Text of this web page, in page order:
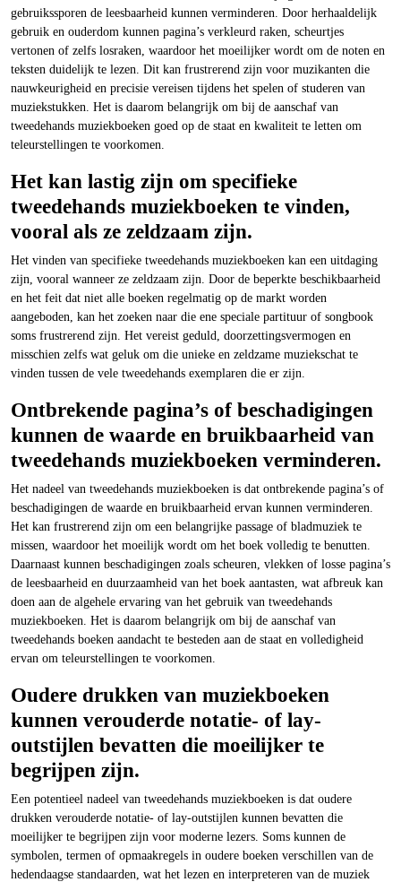
gebruikssporen de leesbaarheid kunnen verminderen. Door herhaaldelijk
gebruik en ouderdom kunnen pagina’s verkleurd raken, scheurtjes
vertonen of zelfs losraken, waardoor het moeilijker wordt om de noten en
teksten duidelijk te lezen. Dit kan frustrerend zijn voor muzikanten die
nauwkeurigheid en precisie vereisen tijdens het spelen of studeren van
muziekstukken. Het is daarom belangrijk om bij de aanschaf van
tweedehands muziekboeken goed op de staat en kwaliteit te letten om
teleurstellingen te voorkomen.
Het kan lastig zijn om specifieke
tweedehands muziekboeken te vinden,
vooral als ze zeldzaam zijn.
Het vinden van specifieke tweedehands muziekboeken kan een uitdaging
zijn, vooral wanneer ze zeldzaam zijn. Door de beperkte beschikbaarheid
en het feit dat niet alle boeken regelmatig op de markt worden
aangeboden, kan het zoeken naar die ene speciale partituur of songbook
soms frustrerend zijn. Het vereist geduld, doorzettingsvermogen en
misschien zelfs wat geluk om die unieke en zeldzame muziekschat te
vinden tussen de vele tweedehands exemplaren die er zijn.
Ontbrekende pagina’s of beschadigingen
kunnen de waarde en bruikbaarheid van
tweedehands muziekboeken verminderen.
Het nadeel van tweedehands muziekboeken is dat ontbrekende pagina’s of
beschadigingen de waarde en bruikbaarheid ervan kunnen verminderen.
Het kan frustrerend zijn om een belangrijke passage of bladmuziek te
missen, waardoor het moeilijk wordt om het boek volledig te benutten.
Daarnaast kunnen beschadigingen zoals scheuren, vlekken of losse pagina’s
de leesbaarheid en duurzaamheid van het boek aantasten, wat afbreuk kan
doen aan de algehele ervaring van het gebruik van tweedehands
muziekboeken. Het is daarom belangrijk om bij de aanschaf van
tweedehands boeken aandacht te besteden aan de staat en volledigheid
ervan om teleurstellingen te voorkomen.
Oudere drukken van muziekboeken
kunnen verouderde notatie- of lay-
outstijlen bevatten die moeilijker te
begrijpen zijn.
Een potentieel nadeel van tweedehands muziekboeken is dat oudere
drukken verouderde notatie- of lay-outstijlen kunnen bevatten die
moeilijker te begrijpen zijn voor moderne lezers. Soms kunnen de
symbolen, termen of opmaakregels in oudere boeken verschillen van de
hedendaagse standaarden, wat het lezen en interpreteren van de muziek